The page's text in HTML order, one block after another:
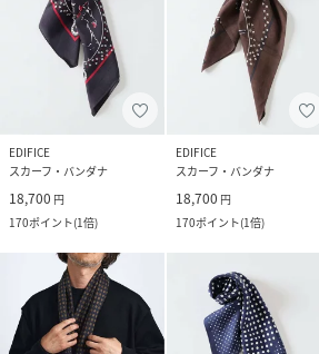
EDIFICE
スカーフ・バンダナ
18,700 円
170ポイント(1倍)
EDIFICE
スカーフ・バンダナ
18,700 円
170ポイント(1倍)